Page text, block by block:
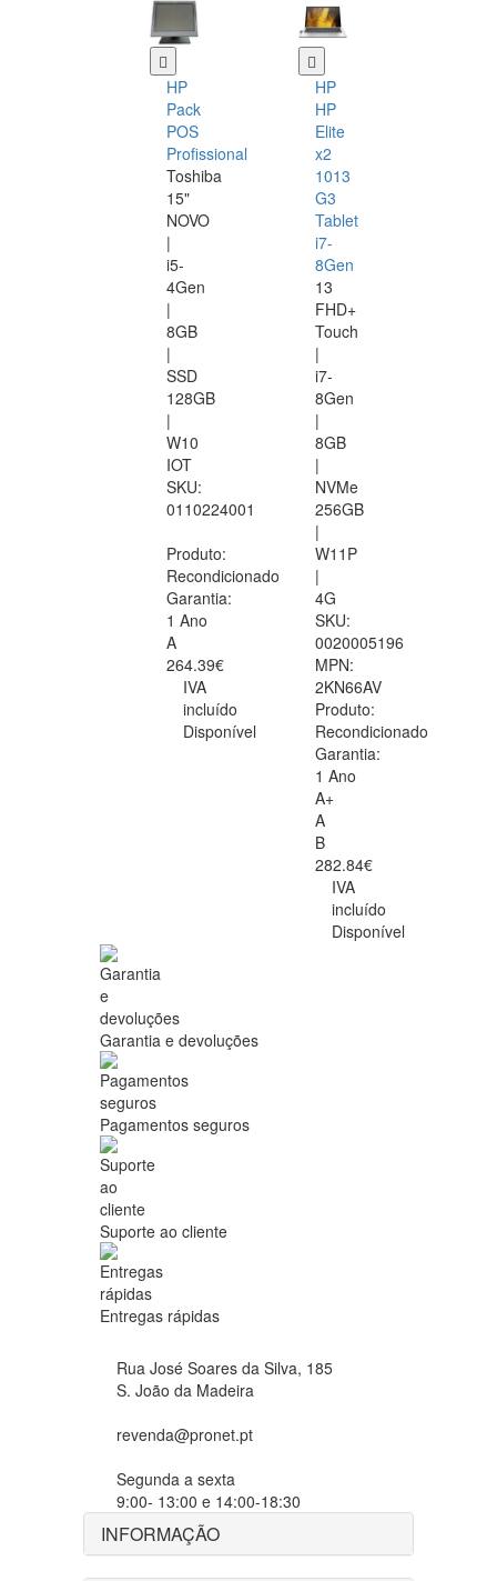
HP
Pack
POS
Profissional
Toshiba
15"
NOVO
|
i5-
4Gen
|
8GB
|
SSD
128GB
|
W10
IOT
SKU:
0110224001
Produto:
Recondicionado
Garantia:
1 Ano
A
264.39€
IVA
incluído
Disponível
HP
HP
Elite
x2
1013
G3
Tablet
i7-
8Gen
13
FHD+
Touch
|
i7-
8Gen
|
8GB
|
NVMe
256GB
|
W11P
|
4G
SKU:
0020005196
MPN:
2KN66AV
Produto:
Recondicionado
Garantia:
1 Ano
A+
A
B
282.84€
IVA
incluído
Disponível
Garantia e devoluções
Pagamentos seguros
Suporte ao cliente
Entregas rápidas
Rua José Soares da Silva, 185
S. João da Madeira
revenda@pronet.pt
Segunda a sexta
9:00- 13:00 e 14:00-18:30
INFORMAÇÃO